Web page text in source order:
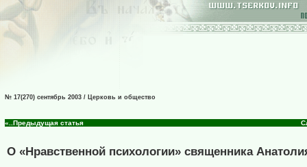
№ 17(270) сентябрь 2003 / Церковь и общество
«..Предыдущая статья
О «Нравственной психологии» священника